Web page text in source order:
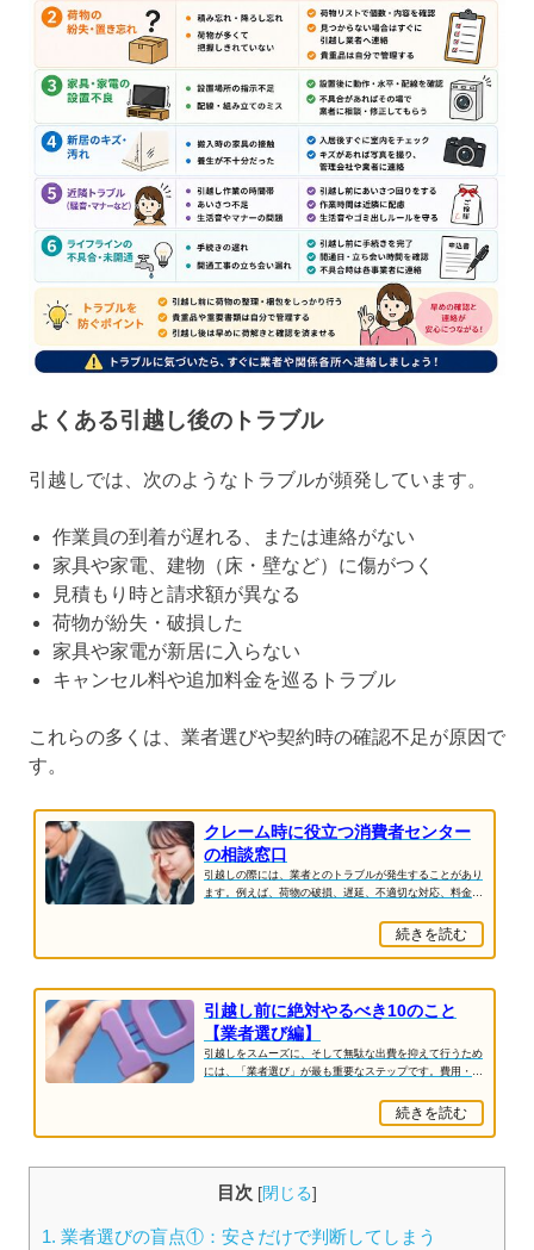
よくある引越し後のトラブル
引越しでは、次のようなトラブルが頻発しています。
作業員の到着が遅れる、または連絡がない
家具や家電、建物（床・壁など）に傷がつく
見積もり時と請求額が異なる
荷物が紛失・破損した
家具や家電が新居に入らない
キャンセル料や追加料金を巡るトラブル
これらの多くは、業者選びや契約時の確認不足が原因で
す。
クレーム時に役立つ消費者センター
の相談窓口
引越しの際には、業者とのトラブルが発生することがあり
ます。例えば、荷物の破損、遅延、不適切な対応、料金の
続きを読む
引越し前に絶対やるべき10のこと
【業者選び編】
引越しをスムーズに、そして無駄な出費を抑えて行うため
には、「業者選び」が最も重要なステップです。費用・サ
続きを読む
目次 [閉じる]
1. 業者選びの盲点①：安さだけで判断してしまう